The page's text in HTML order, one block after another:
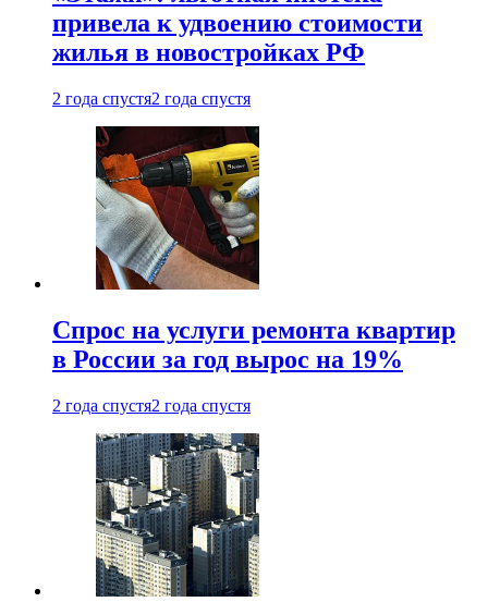
привела к удвоению стоимости
жилья в новостройках РФ
2 года спустя2 года спустя
Спрос на услуги ремонта квартир
в России за год вырос на 19%
2 года спустя2 года спустя